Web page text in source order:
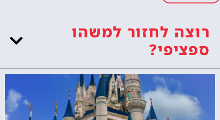
רוצה לחזור למשהו
ספציפי?